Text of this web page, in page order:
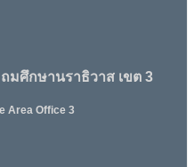
มศึกษานราธิวาส เขต 3
Area Office 3